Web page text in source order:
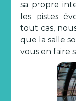
sa propre
les pistes
tout cas,
que la salle
vous en faire